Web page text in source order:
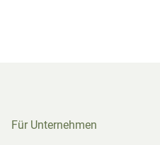
Für Unternehmen